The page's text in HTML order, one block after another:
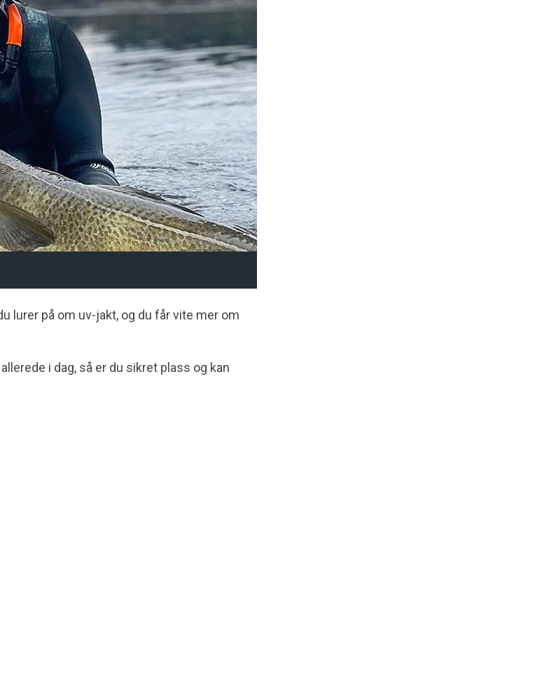
lurer på om uv-jakt, og du får vite mer om
i dag, så er du sikret plass og kan